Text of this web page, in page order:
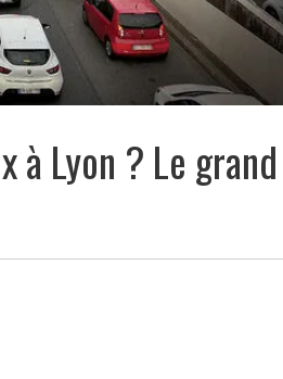
à Lyon ? Le grand